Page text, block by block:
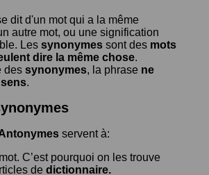
dit d'un mot qui a la même
autre mot, ou une signification
Les synonymes sont des mots
dire la même chose.
des synonymes, la phrase ne
.
servent à:
C’est pourquoi on les trouve
de dictionnaire.